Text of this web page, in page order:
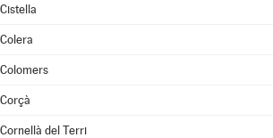
Cistella
Colera
Colomers
Corçà
Cornellà del Terri